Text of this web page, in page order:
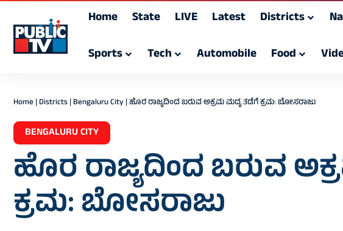
Home State LIVE Latest Districts
Sports
Tech Automobile Food
Home |Districts|Bengaluru City |ಹೊರ ರಾಜ್ಯದಿಂದ ಬರುವ ಅಕ್ರಮ ಮದ್ಯ ತಡೆಗೆ ಕ್ರಮ: ಬೋಸರಾಜು
BENGALURU CITY
ಹೊರ ರಾಜ್ಯದಿಂದ ಬರುವ
ಕ್ರಮ: ಬೋಸರಾಜು